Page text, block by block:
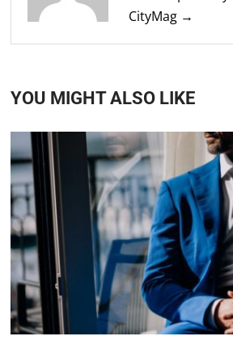
CityMag →
YOU MIGHT ALSO LIKE